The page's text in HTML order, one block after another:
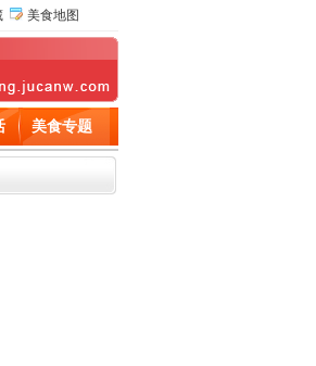
美食地图
美食专题